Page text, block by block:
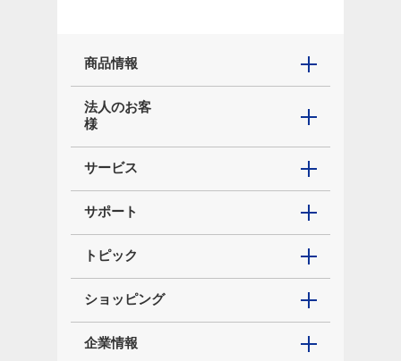
商品情報
法人のお客
様
サービス
サポート
トピック
ショッピング
企業情報